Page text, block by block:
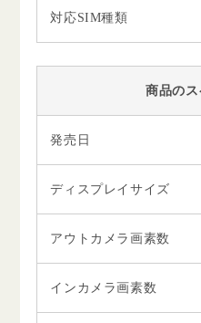
対応SIM種類
商品の
発売日
ディスプレイサイズ
アウトカメラ画素数
インカメラ画素数